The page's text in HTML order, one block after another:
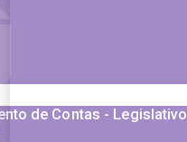
de Contas - Legislativo